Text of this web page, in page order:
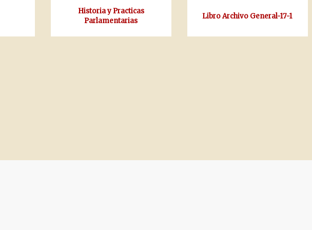
Historia y Practicas
Parlamentarias
Libro Archivo General-17-1